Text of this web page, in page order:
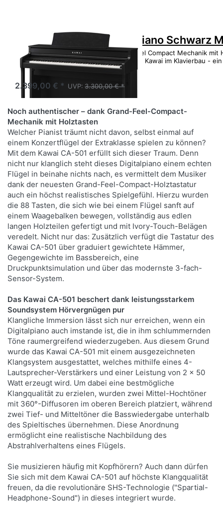
Kawai CA-501 B Digitalpiano Schwarz
Das Modell CA501 ist mit einer Grand Feel Compact Mechanik
die - dank der 90-jährigen Erfahrung von Kawai im Klavierbau -
2.399,00 € * UVP: 3.300,00 € *
Noch authentischer – dank Grand-Feel-Compact-
Mechanik mit Holztasten
Welcher Pianist träumt nicht davon, selbst einmal auf
einem Konzertflügel der Extraklasse spielen zu können?
Mit dem Kawai CA-501 erfüllt sich dieser Traum. Denn
nicht nur klanglich steht dieses Digitalpiano einem echten
Flügel in beinahe nichts nach, es vermittelt dem Musiker
dank der neuesten Grand-Feel-Compact-Holztastatur
auch ein höchst realistisches Spielgefühl. Hierzu wurden
die 88 Tasten, die sich wie bei einem Flügel sanft auf
einem Waagebalken bewegen, vollständig aus edlen
langen Holzteilen gefertigt und mit Ivory-Touch-Belägen
veredelt. Nicht nur das: Zusätzlich verfügt die Tastatur des
Kawai CA-501 über graduiert gewichtete Hämmer,
Gegengewichte im Bassbereich, eine
Druckpunktsimulation und über das modernste 3-fach-
Sensor-System.
Das Kawai CA-501 beschert dank leistungsstarkem
Soundsystem Hörvergnügen pur
Klangliche Immersion lässt sich nur erreichen, wenn ein
Digitalpiano auch imstande ist, die in ihm schlummernden
Töne raumergreifend wiederzugeben. Aus diesem Grund
wurde das Kawai CA-501 mit einem ausgezeichneten
Klangsystem ausgestattet, welches mithilfe eines 4-
Lautsprecher-Verstärkers und einer Leistung von 2 x 50
Watt erzeugt wird. Um dabei eine bestmögliche
Klangqualität zu erzielen, wurden zwei Mittel-Hochtöner
mit 360°-Diffusoren im oberen Bereich platziert, während
zwei Tief- und Mitteltöner die Basswiedergabe unterhalb
des Spieltisches übernehmen. Diese Anordnung
ermöglicht eine realistische Nachbildung des
Abstrahlverhaltens eines Flügels.
Sie musizieren häufig mit Kopfhörern? Auch dann dürfen
Sie sich mit dem Kawai CA-501 auf höchste Klangqualität
freuen, da die revolutionäre SHS-Technologie ("Spartial-
Headphone-Sound") in dieses integriert wurde.